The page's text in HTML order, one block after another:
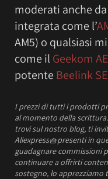
moderati anche
integrata come l’
AM5) o qualsiasi
come il Geekom
potente Beelink
I prezzidi tutti i prodotti
al momento della scrittura.
trovi sul nostro blog, ti
Aliexpress🧺presenti in
guadagnare commissioni
continuare a offrirti
sostegno, lo apprezziamo